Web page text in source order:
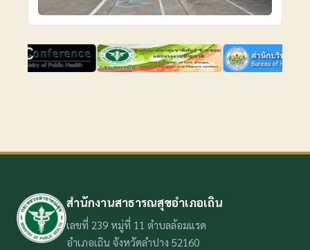
สำนักงานสาธารณสุขอำเภอเถิน
เลขที่ 239 หมู่ที่ 11 ตำบลล้อมแรด
อำเภอเถิน จังหวัดลำปาง 52160